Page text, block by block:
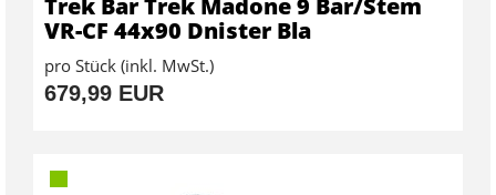
VR-CF 44x90 Dnister Bla
pro Stück (inkl. MwSt.)
679,99 EUR